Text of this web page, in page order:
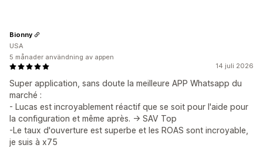
14 juli 2026
Super application, sans doute la meilleure APP Whatsapp du
marché :
- Lucas est incroyablement réactif que se soit pour l'aide pour
la configuration et même après. -> SAV Top
-Le taux d'ouverture est superbe et les ROAS sont incroyable,
je suis à x75
Bionny
USA
5 månader användning av appen